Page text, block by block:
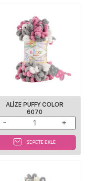
ALIZE PUFFY COLOR
6070
SEPETE EKLE